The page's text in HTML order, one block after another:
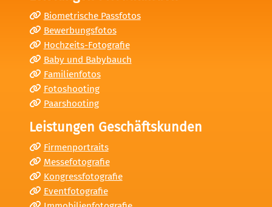
Biometrische Passfotos
Bewerbungsfotos
Hochzeits-Fotografie
Baby und Babybauch
Familienfotos
Fotoshooting
Paarshooting
Leistungen Geschäftskunden
Firmenportraits
Messefotografie
Kongressfotografie
Eventfotografie